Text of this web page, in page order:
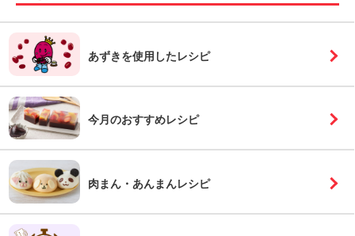
あずきを使用したレシピ
今月のおすすめレシピ
肉まん・あんまんレシピ